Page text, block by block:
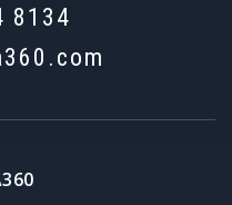
8134